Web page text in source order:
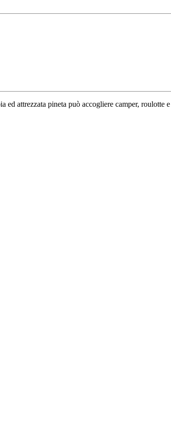
attrezzata pineta può accogliere camper, roulotte